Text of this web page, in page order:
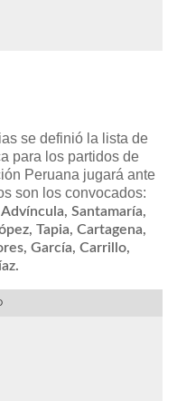
se definió la lista de
para los partidos de
Peruana jugará ante
son los convocados:
Santamaría,
Tapia, Cartagena,
García, Carrillo,